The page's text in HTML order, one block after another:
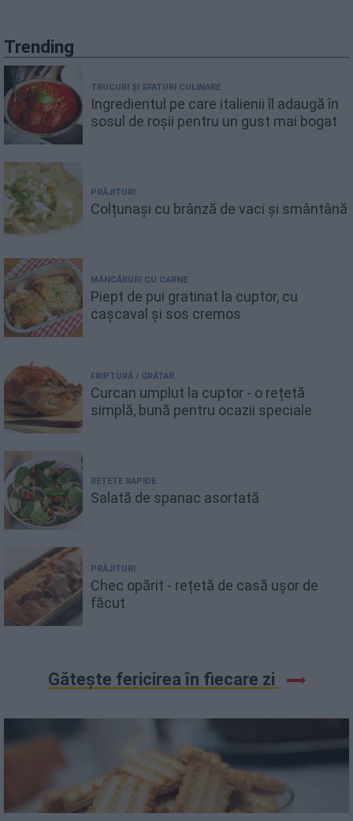
Trending
TRUCURI ȘI SFATURI CULINARE
Ingredientul pe care italienii îl adaugă în
sosul de roșii pentru un gust mai bogat
PRĂJITURI
Colțunași cu brânză de vaci și smântână
MÂNCĂRURI CU CARNE
Piept de pui gratinat la cuptor, cu
cașcaval și sos cremos
FRIPTURĂ / GRĂTAR
Curcan umplut la cuptor - o rețetă
simplă, bună pentru ocazii speciale
REȚETE RAPIDE
Salată de spanac asortată
PRĂJITURI
Chec opărit - rețetă de casă ușor de
făcut
Gătește fericirea în fiecare zi